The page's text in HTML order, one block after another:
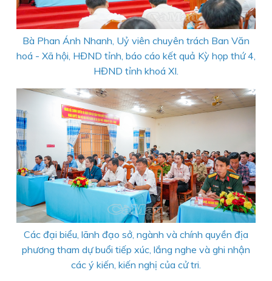
Bà Phan Ánh Nhanh, Uỷ viên chuyên trách Ban Văn
hoá - Xã hội, HĐND tỉnh, báo cáo kết quả Kỳ họp thứ 4,
HĐND tỉnh khoá XI.
Các đại biểu, lãnh đạo sở, ngành và chính quyền địa
phương tham dự buổi tiếp xúc, lắng nghe và ghi nhận
các ý kiến, kiến nghị của cử tri.